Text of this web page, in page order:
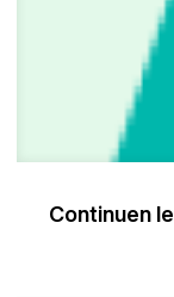
Continuen